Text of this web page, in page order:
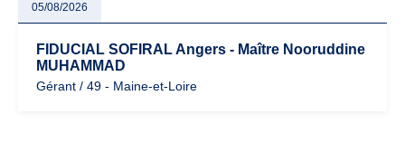
05/08/2026
FIDUCIAL SOFIRAL Angers - Maître Nooruddine
MUHAMMAD
Gérant / 49 - Maine-et-Loire